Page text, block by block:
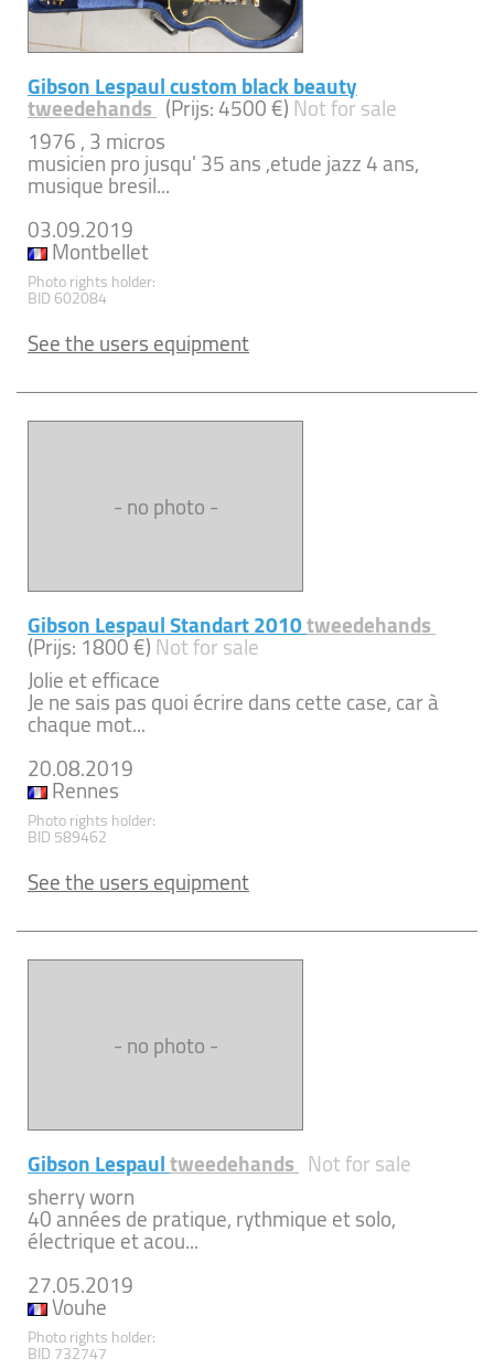
Gibson Lespaul custom black beauty
tweedehands(Prijs: 4500 €)Not for sale
1976 , 3 micros
musicien pro jusqu' 35 ans ,etude jazz 4 ans,
musique bresil...
03.09.2019
Montbellet
Photo rights holder:
BID 602084
See the users equipment
- no photo -
Gibson Lespaul Standart 2010tweedehands
(Prijs: 1800 €)Not for sale
Jolie et efficace
Je ne sais pas quoi écrire dans cette case, car à
chaque mot...
20.08.2019
Rennes
Photo rights holder:
BID 589462
See the users equipment
- no photo -
Gibson Lespaultweedehands Not for sale
sherry worn
40 années de pratique, rythmique et solo,
électrique et acou...
27.05.2019
Vouhe
Photo rights holder:
BID 732747